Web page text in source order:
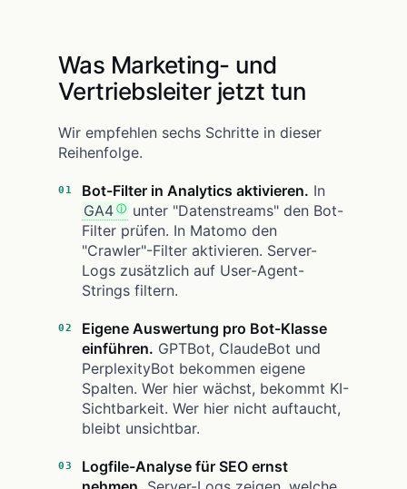
Was Marketing- und
Vertriebsleiter jetzt tun
Wir empfehlen sechs Schritte in dieser
Reihenfolge.
Bot-Filter in Analytics aktivieren. In
GA4
unter "Datenstreams" den Bot-
Filter prüfen. In Matomo den
"Crawler"-Filter aktivieren. Server-
Logs zusätzlich auf User-Agent-
Strings filtern.
Eigene Auswertung pro Bot-Klasse
einführen. GPTBot, ClaudeBot und
PerplexityBot bekommen eigene
Spalten. Wer hier wächst, bekommt KI-
Sichtbarkeit. Wer hier nicht auftaucht,
bleibt unsichtbar.
Logfile-Analyse für SEO ernst